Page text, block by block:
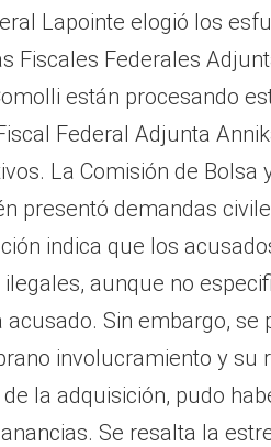
Lapointe elogió los
Fiscales Federales
están procesando
Federal Adjunta
La Comisión de Bolsa
presentó demandas
indica que los
aunque no
acusado. Sin embargo,
involucramiento y su
la adquisición, pudo
Se resalta la